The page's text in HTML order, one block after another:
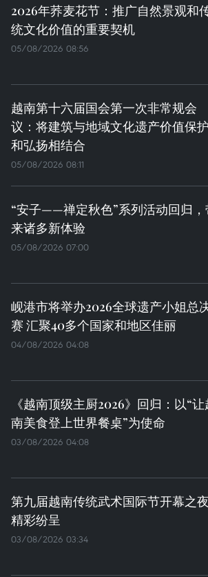
2026年荞麦花节：推广自然景观和
统文化价值的重要契机
05/08/2026 08:56
越南第十六届国会第一次非常规会
议：将建筑与地域文化遗产价值保护
和弘扬相结合
05/08/2026 08:11
“安子——禅定秋色”系列活动回归，
来诸多新体验
05/08/2026 07:00
岘港市将举办2026全球遗产小姐总
赛 汇聚40多个国家和地区佳丽
04/08/2026 04:08
《越南顶级主厨2026》回归：以“让
南美食登上世界餐桌”为使命
03/08/2026 04:08
第九届越南传统武术国际节开幕之夜
精彩纷呈
03/08/2026 03:34